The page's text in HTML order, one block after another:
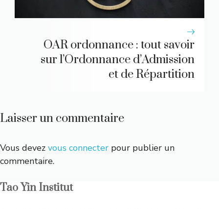
OAR ordonnance : tout savoir
sur l’Ordonnance d’Admission
et de Répartition
Laisser un commentaire
Vous devez vous connecter pour publier un
commentaire.
Tao Yin Institut